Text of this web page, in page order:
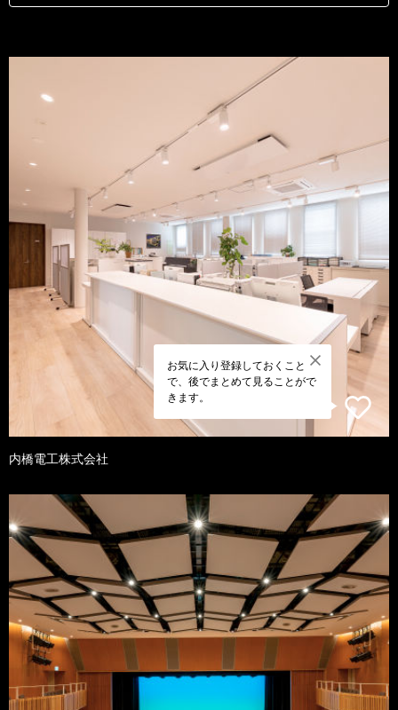
お気に入り登録しておくこと
で、後でまとめて見ることがで
きます。
内橋電工株式会社